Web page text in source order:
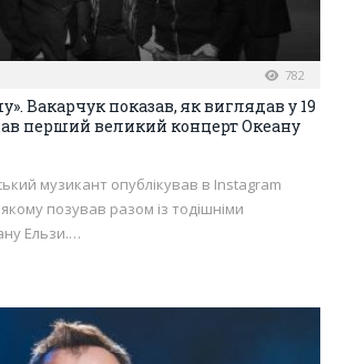
782
Вакарчук показав, як виглядав у 19
перший великий концерт Океану
музикант опублікував в Instagram
позував разом із тодішніми
Ельзи.…